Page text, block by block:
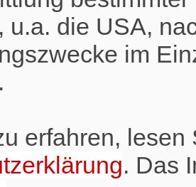
u.a. die USA,
im
erfahren, lesen
. Das